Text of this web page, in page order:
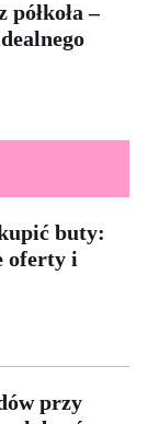
półkoła –
buty:
oferty i
przy